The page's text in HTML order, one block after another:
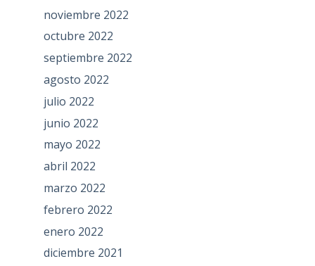
noviembre 2022
octubre 2022
septiembre 2022
agosto 2022
julio 2022
junio 2022
mayo 2022
abril 2022
marzo 2022
febrero 2022
enero 2022
diciembre 2021